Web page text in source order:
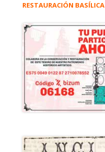
RESTAURACIÓN BASÍLICA